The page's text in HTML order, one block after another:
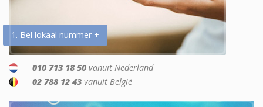
1. Bel lokaal nummer +
010 713 18 50 vanuit Nederland
02 788 12 43 vanuit België